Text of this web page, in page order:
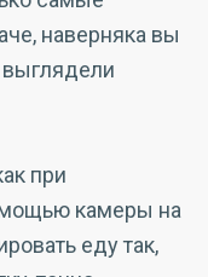
наверняка вы
при
камеры на
еду так,